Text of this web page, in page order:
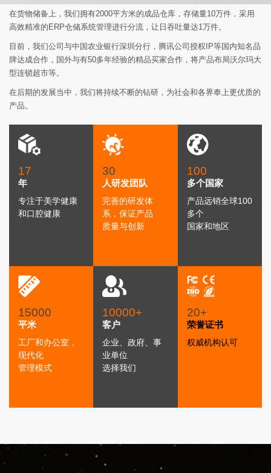
在货物储备上，我们拥有2000平方米的成品仓库，存储量10万件，采用
高效精准的ERP仓储系统管理进行分流，让日吞吐量达1万件。
目前，我们公司与中国农业银行深圳分行，腾讯公司授权IP等国内知名品
牌达成合作，国外与有50多年经验的精品买家合作，将产品布局沃尔玛大
型连锁超市等。
在后期的发展当中，我们将持续不断的钻研，为社会和各界奉上更优质的
产品。
17
年
专注于美学健康
和口腔健康
30
人研发团队
完善的研发体
系，保证产品
质量与创新
100
多个国家
产品远销全球100
多个
国家和地区
15000
平米
工厂和办公室，
现代化
管理模式
10000+
客户
企业、政府、事
业单位
选择我们
20+
荣誉证书
权威机构认可